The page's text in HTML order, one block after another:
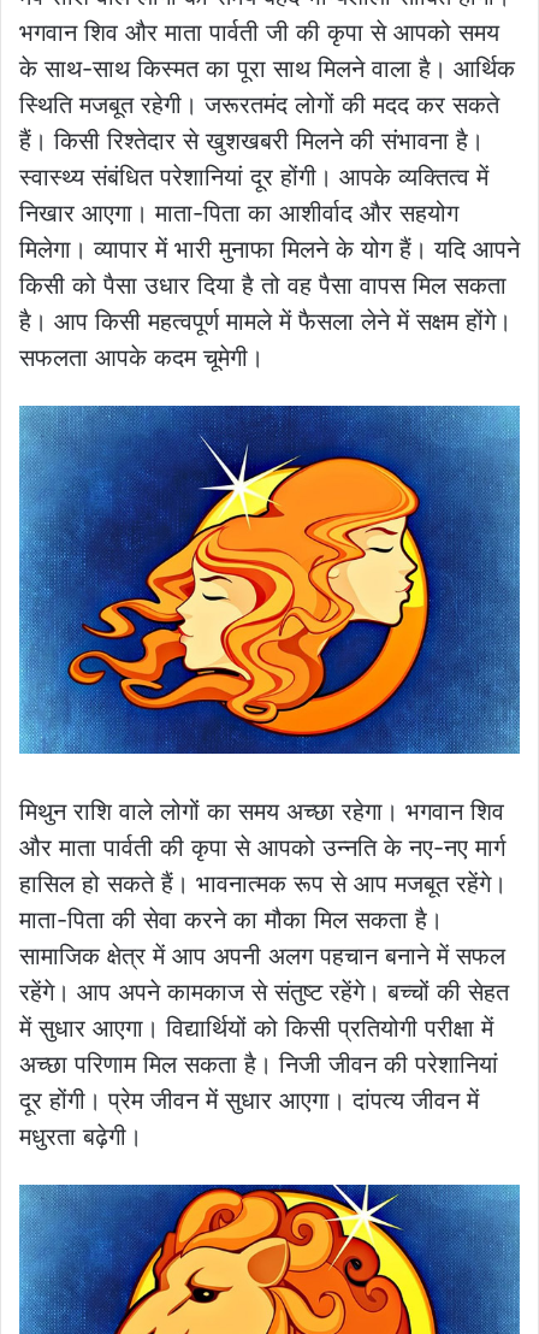
भगवान शिव और माता पार्वती जी की कृपा से आपको समय
के साथ-साथ किस्मत का पूरा साथ मिलने वाला है। आर्थिक
स्थिति मजबूत रहेगी। जरूरतमंद लोगों की मदद कर सकते
हैं। किसी रिश्तेदार से खुशखबरी मिलने की संभावना है।
स्वास्थ्य संबंधित परेशानियां दूर होंगी। आपके व्यक्तित्व में
निखार आएगा। माता-पिता का आशीर्वाद और सहयोग
मिलेगा। व्यापार में भारी मुनाफा मिलने के योग हैं। यदि आपने
किसी को पैसा उधार दिया है तो वह पैसा वापस मिल सकता
है। आप किसी महत्वपूर्ण मामले में फैसला लेने में सक्षम होंगे।
सफलता आपके कदम चूमेगी।
मिथुन राशि वाले लोगों का समय अच्छा रहेगा। भगवान शिव
और माता पार्वती की कृपा से आपको उन्नति के नए-नए मार्ग
हासिल हो सकते हैं। भावनात्मक रूप से आप मजबूत रहेंगे।
माता-पिता की सेवा करने का मौका मिल सकता है।
सामाजिक क्षेत्र में आप अपनी अलग पहचान बनाने में सफल
रहेंगे। आप अपने कामकाज से संतुष्ट रहेंगे। बच्चों की सेहत
में सुधार आएगा। विद्यार्थियों को किसी प्रतियोगी परीक्षा में
अच्छा परिणाम मिल सकता है। निजी जीवन की परेशानियां
दूर होंगी। प्रेम जीवन में सुधार आएगा। दांपत्य जीवन में
मधुरता बढ़ेगी।